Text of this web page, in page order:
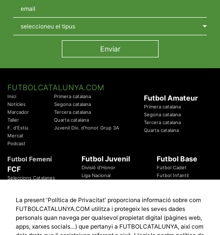
FUTBOLCATALUNYA.COM
Inici
Notícies
Marcador
Taller
F. d'Estiu
Mercat
Podcast
Primera catalana
Segona catalana
Tercera catalana
Quarta catalana
Juvenil Div. d'honor Grup 3A
Futbol Amateur
Primera catalana
Segona catalana
Tercera catalana
Quarta catalana
Futbol Femení
FCF
Seleccions Catalanes
Temes Federatius
Futbol Juvenil
Divisió d'Honor
Liga Nacional
Futbol Base
Futbol Cadet
Futbol Infantil
Futbol Catalunya
Promocions
Sortejos
Especials
Copa Catalunya Absoluta 2019
Copa del Rei 2019 - 2020
La present 'Política de Privacitat' proporciona informació sobre com
FUTBOLCATALUNYA.COM utilitza i protegeix les seves dades
personals quan navega per qualsevol propietat digital (pàgines web,
apps, xarxes socials…) que pertanyi a FUTBOLCATALUNYA, així com